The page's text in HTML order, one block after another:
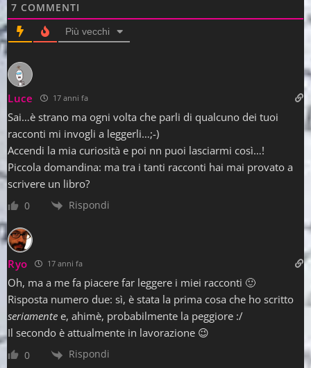
7 COMMENTI
Più vecchi
Luce 17 anni fa
Sai…è strano ma ogni volta che parli di qualcuno dei tuoi
racconti mi invogli a leggerli…;-)
Accendi la mia curiosità e poi nn puoi lasciarmi così…!
Piccola domandina: ma tra i tanti racconti hai mai provato a
scrivere un libro?
0 Rispondi
Ryo 17 anni fa
Oh, ma a me fa piacere far leggere i miei racconti 🙂
Risposta numero due: sì, è stata la prima cosa che ho scritto
seriamente e, ahimè, probabilmente la peggiore :/
Il secondo è attualmente in lavorazione 😉
0 Rispondi